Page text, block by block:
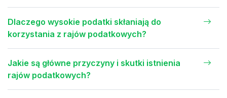
Dlaczego wysokie podatki skłaniają do
korzystania z rajów podatkowych?
Jakie są główne przyczyny i skutki istnienia
rajów podatkowych?